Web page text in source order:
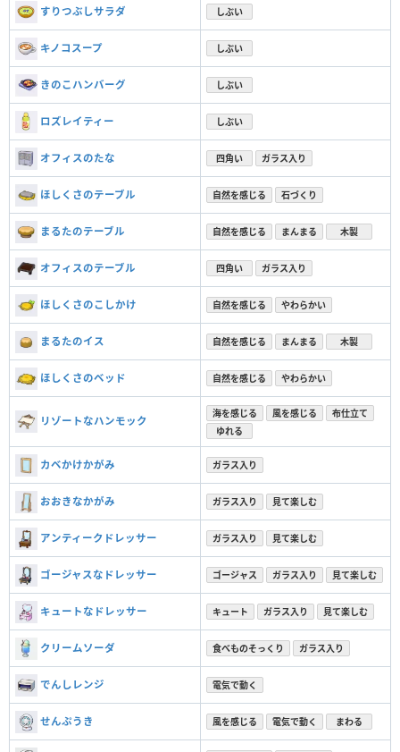
すりつぶしサラダ しぶい
キノコスープ しぶい
きのこハンバーグ しぶい
ロズレイティー しぶい
オフィスのたな 四角い ガラス入り
ほしくさのテーブル 自然を感じる 石づくり
まるたのテーブル 自然を感じる まんまる 木製
オフィスのテーブル 四角い ガラス入り
ほしくさのこしかけ 自然を感じる やわらかい
まるたのイス 自然を感じる まんまる 木製
ほしくさのベッド 自然を感じる やわらかい
リゾートなハンモック
海を感じる 風を感じる
布仕立て
ゆれる
カベかけかがみ ガラス入り
おおきなかがみ ガラス入り 見て楽しむ
アンティークドレッサー ガラス入り 見て楽しむ
ゴージャスなドレッサー ゴージャス ガラス入り 見て楽しむ
キュートなドレッサー キュート ガラス入り 見て楽しむ
クリームソーダ 食べものそっくり ガラス入り
でんしレンジ 電気で動く
せんぷうき 風を感じる 電気で動く まわる